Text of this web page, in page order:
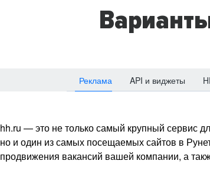
Реклама API и виджеты
hh.ru — это не только самый крупный сервис
но и один из самых посещаемых сайтов в
продвижения вакансий вашей компании, а